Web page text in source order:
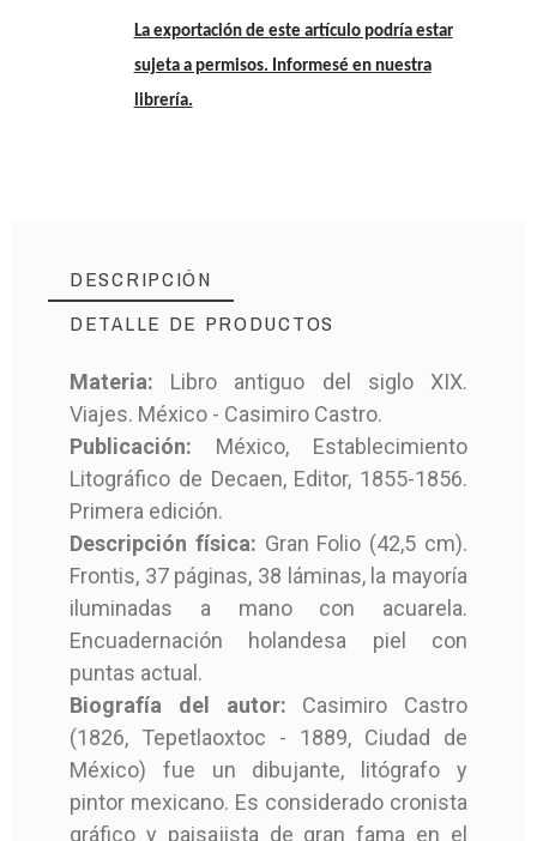
La exportación de este artículo podría estar
sujeta a permisos. Informesé en nuestra
librería.
DESCRIPCIÓN
DETALLE DE PRODUCTOS
Materia: Libro antiguo del siglo XIX.
Viajes. México - Casimiro Castro.
Publicación: México, Establecimiento
Litográfico de Decaen, Editor, 1855-1856.
Primera edición.
Descripción física: Gran Folio (42,5 cm).
Frontis, 37 páginas, 38 láminas, la mayoría
iluminadas a mano con acuarela.
Encuadernación holandesa piel con
puntas actual.
Biografía del autor: Casimiro Castro
(1826, Tepetlaoxtoc - 1889, Ciudad de
México) fue un dibujante, litógrafo y
pintor mexicano. Es considerado cronista
gráfico y paisajista de gran fama en el
ReferenciaMD-8368
Tipo De Artículo Libro
Autor CASTRO, Casimiro
Año 1855
Lugar México
Imprenta / Editoria
Establecimiento Li